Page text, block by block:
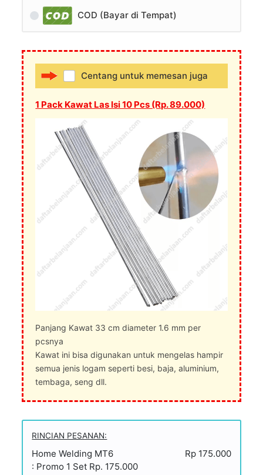
COD (Bayar di Tempat)
Centang untuk memesan juga
1 Pack Kawat Las Isi 10 Pcs (Rp. 89.000)
Panjang Kawat 33 cm diameter 1.6 mm per
pcsnya
Kawat ini bisa digunakan untuk mengelas hampir
semua jenis logam seperti besi, baja, aluminium,
tembaga, seng dll.
RINCIAN PESANAN:
Home Welding MT6
: Promo 1 Set Rp. 175.000
Rp 175.000